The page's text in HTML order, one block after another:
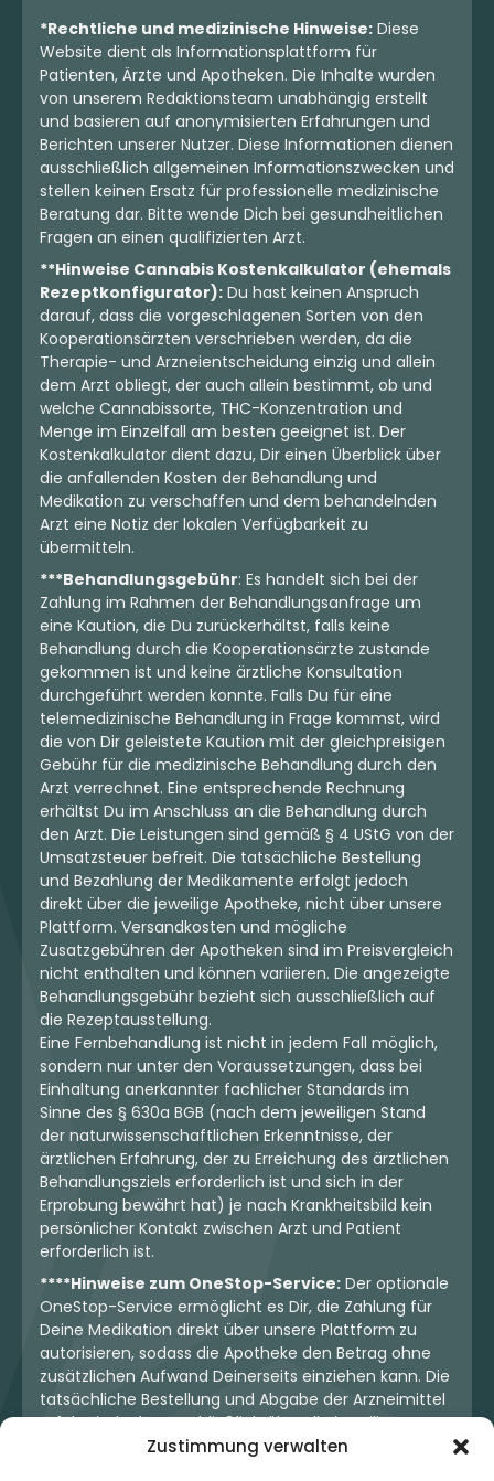
Zustimmung verwalten
*Rechtliche und medizinische Hinweise: Diese
Website dient als Informationsplattform für
Patienten, Ärzte und Apotheken. Die Inhalte wurden
von unserem Redaktionsteam unabhängig erstellt
und basieren auf anonymisierten Erfahrungen und
Berichten unserer Nutzer. Diese Informationen dienen
ausschließlich allgemeinen Informationszwecken und
stellen keinen Ersatz für professionelle medizinische
Beratung dar. Bitte wende Dich bei gesundheitlichen
Fragen an einen qualifizierten Arzt.
**Hinweise Cannabis Kostenkalkulator (ehemals
Rezeptkonfigurator): Du hast keinen Anspruch
darauf, dass die vorgeschlagenen Sorten von den
Kooperationsärzten verschrieben werden, da die
Therapie- und Arzneientscheidung einzig und allein
dem Arzt obliegt, der auch allein bestimmt, ob und
welche Cannabissorte, THC-Konzentration und
Menge im Einzelfall am besten geeignet ist. Der
Kostenkalkulator dient dazu, Dir einen Überblick über
die anfallenden Kosten der Behandlung und
Medikation zu verschaffen und dem behandelnden
Arzt eine Notiz der lokalen Verfügbarkeit zu
übermitteln.
***Behandlungsgebühr: Es handelt sich bei der
Zahlung im Rahmen der Behandlungsanfrage um
eine Kaution, die Du zurückerhältst, falls keine
Behandlung durch die Kooperationsärzte zustande
gekommen ist und keine ärztliche Konsultation
durchgeführt werden konnte. Falls Du für eine
telemedizinische Behandlung in Frage kommst, wird
die von Dir geleistete Kaution mit der gleichpreisigen
Gebühr für die medizinische Behandlung durch den
Arzt verrechnet. Eine entsprechende Rechnung
erhältst Du im Anschluss an die Behandlung durch
den Arzt. Die Leistungen sind gemäß § 4 UStG von der
Umsatzsteuer befreit. Die tatsächliche Bestellung
und Bezahlung der Medikamente erfolgt jedoch
direkt über die jeweilige Apotheke, nicht über unsere
Plattform. Versandkosten und mögliche
Zusatzgebühren der Apotheken sind im Preisvergleich
nicht enthalten und können variieren. Die angezeigte
Behandlungsgebühr bezieht sich ausschließlich auf
die Rezeptausstellung.
Eine Fernbehandlung ist nicht in jedem Fall möglich,
sondern nur unter den Voraussetzungen, dass bei
Einhaltung anerkannter fachlicher Standards im
Sinne des § 630a BGB (nach dem jeweiligen Stand
der naturwissenschaftlichen Erkenntnisse, der
ärztlichen Erfahrung, der zu Erreichung des ärztlichen
Behandlungsziels erforderlich ist und sich in der
Erprobung bewährt hat) je nach Krankheitsbild kein
persönlicher Kontakt zwischen Arzt und Patient
erforderlich ist.
****Hinweise zum OneStop-Service: Der optionale
OneStop-Service ermöglicht es Dir, die Zahlung für
Deine Medikation direkt über unsere Plattform zu
autorisieren, sodass die Apotheke den Betrag ohne
zusätzlichen Aufwand Deinerseits einziehen kann. Die
tatsächliche Bestellung und Abgabe der Arzneimittel
erfolgt jedoch ausschließlich über die jeweilige
Apotheke. Der Kaufvertrag entsteht stets zwischen